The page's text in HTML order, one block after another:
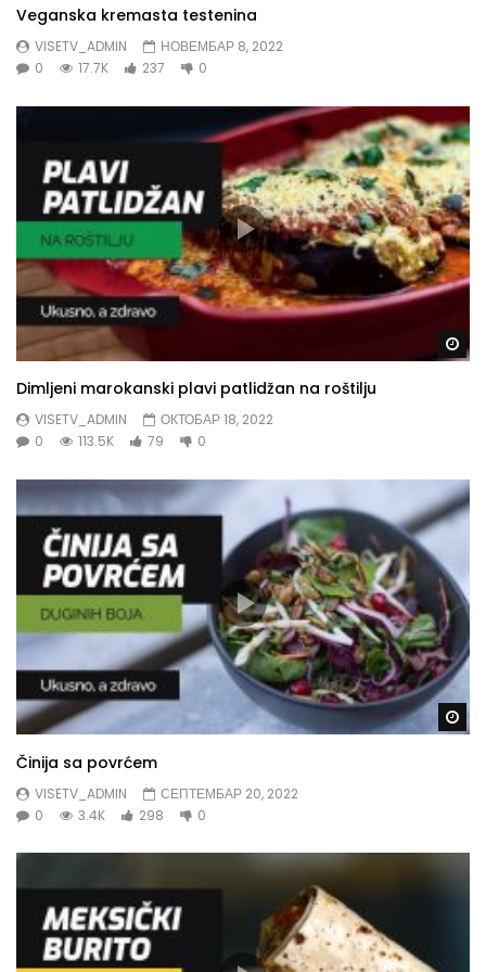
Veganska kremasta testenina
VISETV_ADMIN
НОВЕМБАР 8, 2022
0
17.7K 237 0
Dimljeni marokanski plavi patlidžan na roštilju
VISETV_ADMIN
ОКТОБАР 18, 2022
0
113.5K 79 0
Činija sa povrćem
VISETV_ADMIN
СЕПТЕМБАР 20, 2022
0
3.4K 298 0